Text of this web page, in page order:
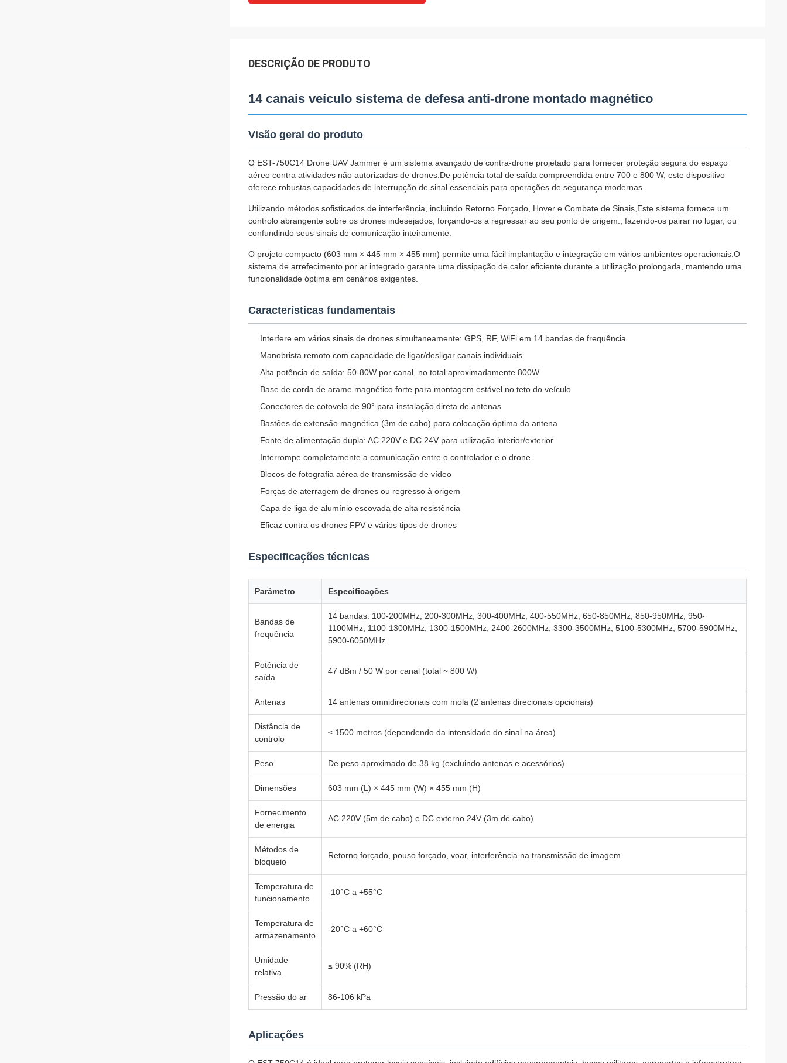
DESCRIÇÃO DE PRODUTO
14 canais veículo sistema de defesa anti-drone montado magnético
Visão geral do produto
O EST-750C14 Drone UAV Jammer é um sistema avançado de contra-drone projetado para fornecer proteção segura do espaço
aéreo contra atividades não autorizadas de drones.De potência total de saída compreendida entre 700 e 800 W, este dispositivo
oferece robustas capacidades de interrupção de sinal essenciais para operações de segurança modernas.
Utilizando métodos sofisticados de interferência, incluindo Retorno Forçado, Hover e Combate de Sinais,Este sistema fornece um
controlo abrangente sobre os drones indesejados, forçando-os a regressar ao seu ponto de origem., fazendo-os pairar no lugar, ou
confundindo seus sinais de comunicação inteiramente.
O projeto compacto (603 mm × 445 mm × 455 mm) permite uma fácil implantação e integração em vários ambientes operacionais.O
sistema de arrefecimento por ar integrado garante uma dissipação de calor eficiente durante a utilização prolongada, mantendo uma
funcionalidade óptima em cenários exigentes.
Características fundamentais
Interfere em vários sinais de drones simultaneamente: GPS, RF, WiFi em 14 bandas de frequência
Manobrista remoto com capacidade de ligar/desligar canais individuais
Alta potência de saída: 50-80W por canal, no total aproximadamente 800W
Base de corda de arame magnético forte para montagem estável no teto do veículo
Conectores de cotovelo de 90° para instalação direta de antenas
Bastões de extensão magnética (3m de cabo) para colocação óptima da antena
Fonte de alimentação dupla: AC 220V e DC 24V para utilização interior/exterior
Interrompe completamente a comunicação entre o controlador e o drone.
Blocos de fotografia aérea de transmissão de vídeo
Forças de aterragem de drones ou regresso à origem
Capa de liga de alumínio escovada de alta resistência
Eficaz contra os drones FPV e vários tipos de drones
Especificações técnicas
Parâmetro Especificações
Bandas de
frequência
14 bandas: 100-200MHz, 200-300MHz, 300-400MHz, 400-550MHz, 650-850MHz, 850-950MHz, 950-
1100MHz, 1100-1300MHz, 1300-1500MHz, 2400-2600MHz, 3300-3500MHz, 5100-5300MHz, 5700-5900MHz,
5900-6050MHz
Potência de
saída
47 dBm / 50 W por canal (total ~ 800 W)
Antenas 14 antenas omnidirecionais com mola (2 antenas direcionais opcionais)
Distância de
controlo
≤ 1500 metros (dependendo da intensidade do sinal na área)
Peso De peso aproximado de 38 kg (excluindo antenas e acessórios)
Dimensões 603 mm (L) × 445 mm (W) × 455 mm (H)
Fornecimento
de energia
AC 220V (5m de cabo) e DC externo 24V (3m de cabo)
Métodos de
bloqueio
Retorno forçado, pouso forçado, voar, interferência na transmissão de imagem.
Temperatura de
funcionamento
-10°C a +55°C
Temperatura de
armazenamento
-20°C a +60°C
Umidade
relativa
≤ 90% (RH)
Pressão do ar 86-106 kPa
Aplicações